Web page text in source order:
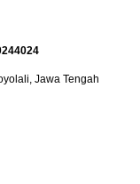
Jawa Tengah